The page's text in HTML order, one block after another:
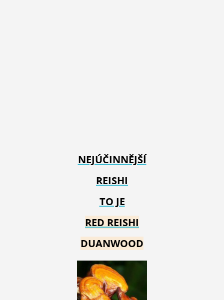
NEJÚČINNĚJŠÍ
REISHI
TO JE
RED REISHI
DUANWOOD